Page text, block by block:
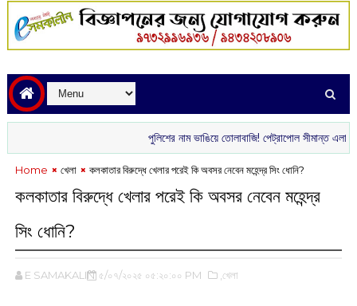
পুলিশের নাম ভাঙিয়ে তোলাবাজি! পেট্রাপোল সীমান্ত এলাকা থেকে
Home খেলা কলকাতার বিরুদ্ধে খেলার পরেই কি অবসর নেবেন মহেন্দ্র সিং ধোনি?
কলকাতার বিরুদ্ধে খেলার পরেই কি অবসর নেবেন মহেন্দ্র
সিং ধোনি?
E SAMAKALIN ৫/০৭/২০২৫ ০৫:২০:০০ PM ,খেলা